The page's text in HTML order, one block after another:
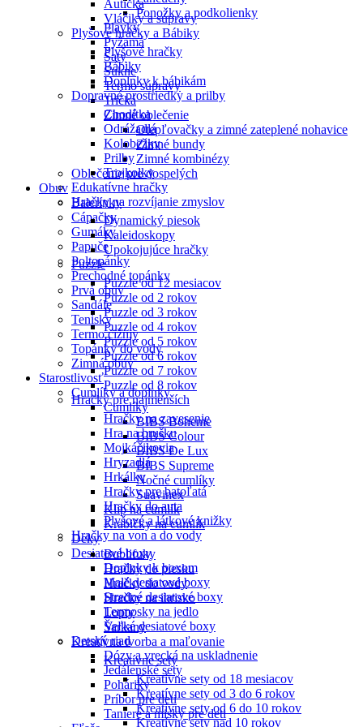
Ponožky a podkolienky
Plavky
Pyžamá
Šaty
Sukne
Termo súpravy
Tričká
Zimné oblečenie
Otepľovačky a zimné zateplené nohavice
Zimné bundy
Zimné kombinézy
Oblečenie pre dospelých
Obuv
Balerínky
Cápačky
Gumáky
Papuče
Poltopánky
Prechodné topánky
Prvá obuv
Sandále
Tenisky
Termo čižmy
Topánky do vody
Zimná obuv
Starostlivosť
Cumlíky a doplnky
Cumlíky
BIBS Boheme
BIBS Colour
BIBS De Lux
BIBS Supreme
Nočné cumlíky
Suavinex
Klip na cumlík
Krabičky na cumlík
Deky
Desiatové boxy
Doplnky k boxom
Malé desiatové boxy
Stredné desiatové boxy
Termosky na jedlo
Veľké desiatové boxy
Detský riad
Dózy a vrecká na uskladnenie
Jedálenské sety
Poháriky
Príbor pre deti
Taniere a misky pre deti
Autíčka
Vláčiky a súpravy
Plyšové hračky a Bábiky
Plyšové hračky
Bábiky
Doplnky k bábikám
Dopravné prostriedky a prilby
Chodítka
Odrážadlá
Kolobežky
Prilby
Trojkolky
Edukatívne hračky
Hračky na rozvíjanie zmyslov
Dynamický piesok
Kaleidoskopy
Upokojujúce hračky
Puzzle
Puzzle od 12 mesiacov
Puzzle od 2 rokov
Puzzle od 3 rokov
Puzzle od 4 rokov
Puzzle od 5 rokov
Puzzle od 6 rokov
Puzzle od 7 rokov
Puzzle od 8 rokov
Hračky pre najmenších
Hračky na zavesenie
Hra na brušku
Mojkáčikovia
Hryzadlá
Hrkálky
Hračky pre batoľatá
Hračky do auta
Plyšové a látkové knižky
Hračky na von a do vody
Bublifuky
Hračky do piesku
Hračky do vody
Hračky na ihrisko
Lopty
Šarkany
Kreatívna tvorba a maľovanie
Kreatívne sety
Kreatívne sety od 18 mesiacov
Kreatívne sety od 3 do 6 rokov
Kreatívne sety od 6 do 10 rokov
Kreatívne sety nad 10 rokov